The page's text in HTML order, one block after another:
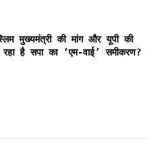
मुख्यमंत्री की मांग और यूपी की
रहा है सपा का ‘एम-वाई’ समीकरण?